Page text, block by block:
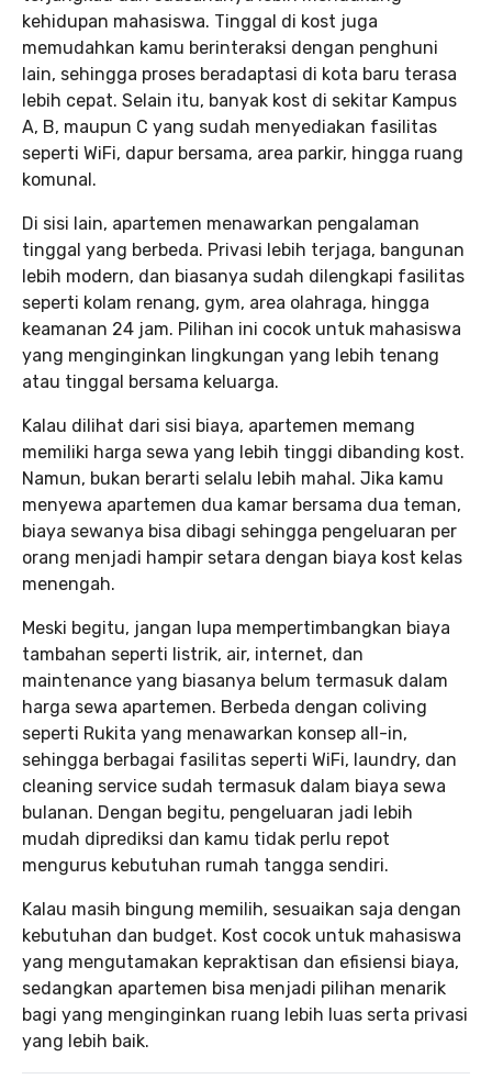
kehidupan mahasiswa. Tinggal di kost juga
memudahkan kamu berinteraksi dengan penghuni
lain, sehingga proses beradaptasi di kota baru terasa
lebih cepat. Selain itu, banyak kost di sekitar Kampus
A, B, maupun C yang sudah menyediakan fasilitas
seperti WiFi, dapur bersama, area parkir, hingga ruang
komunal.
Di sisi lain, apartemen menawarkan pengalaman
tinggal yang berbeda. Privasi lebih terjaga, bangunan
lebih modern, dan biasanya sudah dilengkapi fasilitas
seperti kolam renang, gym, area olahraga, hingga
keamanan 24 jam. Pilihan ini cocok untuk mahasiswa
yang menginginkan lingkungan yang lebih tenang
atau tinggal bersama keluarga.
Kalau dilihat dari sisi biaya, apartemen memang
memiliki harga sewa yang lebih tinggi dibanding kost.
Namun, bukan berarti selalu lebih mahal. Jika kamu
menyewa apartemen dua kamar bersama dua teman,
biaya sewanya bisa dibagi sehingga pengeluaran per
orang menjadi hampir setara dengan biaya kost kelas
menengah.
Meski begitu, jangan lupa mempertimbangkan biaya
tambahan seperti listrik, air, internet, dan
maintenance yang biasanya belum termasuk dalam
harga sewa apartemen. Berbeda dengan coliving
seperti Rukita yang menawarkan konsep all-in,
sehingga berbagai fasilitas seperti WiFi, laundry, dan
cleaning service sudah termasuk dalam biaya sewa
bulanan. Dengan begitu, pengeluaran jadi lebih
mudah diprediksi dan kamu tidak perlu repot
mengurus kebutuhan rumah tangga sendiri.
Kalau masih bingung memilih, sesuaikan saja dengan
kebutuhan dan budget. Kost cocok untuk mahasiswa
yang mengutamakan kepraktisan dan efisiensi biaya,
sedangkan apartemen bisa menjadi pilihan menarik
bagi yang menginginkan ruang lebih luas serta privasi
yang lebih baik.